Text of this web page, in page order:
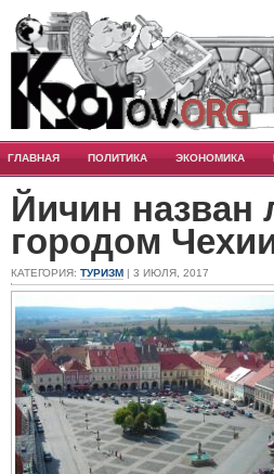
ГЛАВНАЯ ПОЛИТИКА ЭКОНОМИКА
Йичин назван
городом
КАТЕГОРИЯ: ТУРИЗМ | 3 ИЮЛЯ, 2017